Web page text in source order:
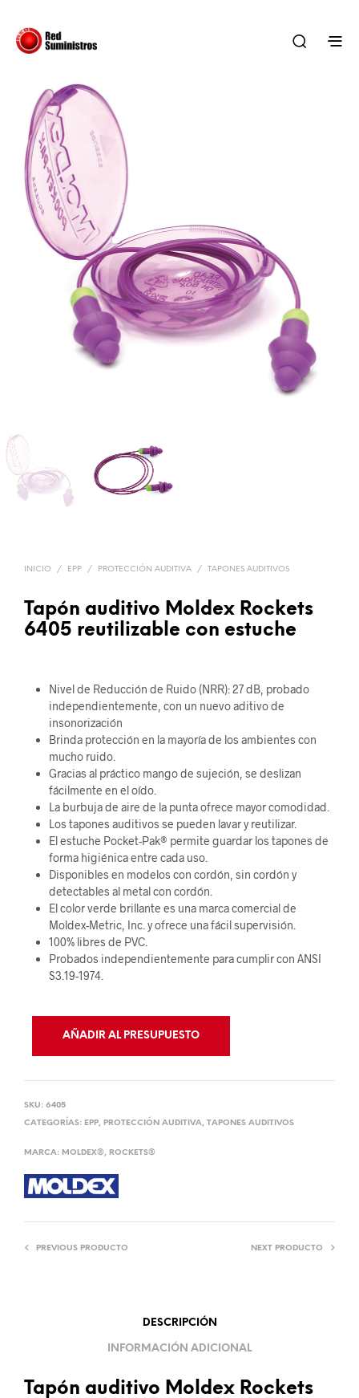
INICIO / EPP / PROTECCIÓN AUDITIVA / TAPONES AUDITIVOS
Tapón auditivo Moldex Rockets
6405 reutilizable con estuche
Nivel de Reducción de Ruido (NRR): 27 dB, probado
independientemente, con un nuevo aditivo de
insonorización
Brinda protección en la mayoría de los ambientes con
mucho ruido.
Gracias al práctico mango de sujeción, se deslizan
fácilmente en el oído.
La burbuja de aire de la punta ofrece mayor comodidad.
Los tapones auditivos se pueden lavar y reutilizar.
El estuche Pocket-Pak® permite guardar los tapones de
forma higiénica entre cada uso.
Disponibles en modelos con cordón, sin cordón y
detectables al metal con cordón.
El color verde brillante es una marca comercial de
Moldex-Metric, Inc. y ofrece una fácil supervisión.
100% libres de PVC.
Probados independientemente para cumplir con ANSI
S3.19-1974.
AÑADIR AL PRESUPUESTO
SKU: 6405
CATEGORÍAS: EPP, PROTECCIÓN AUDITIVA, TAPONES AUDITIVOS
MARCA: MOLDEX®, ROCKETS®
PREVIOUS PRODUCTO NEXT PRODUCTO
DESCRIPCIÓN
INFORMACIÓN ADICIONAL
Tapón auditivo Moldex Rockets